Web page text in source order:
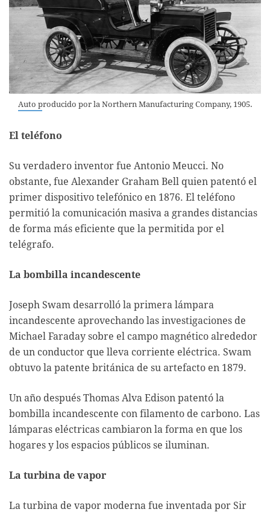
Auto producido por la Northern Manufacturing Company, 1905.
El teléfono
Su verdadero inventor fue Antonio Meucci. No
obstante, fue Alexander Graham Bell quien patentó el
primer dispositivo telefónico en 1876. El teléfono
permitió la comunicación masiva a grandes distancias
de forma más eficiente que la permitida por el
telégrafo.
La bombilla incandescente
Joseph Swam desarrolló la primera lámpara
incandescente aprovechando las investigaciones de
Michael Faraday sobre el campo magnético alrededor
de un conductor que lleva corriente eléctrica. Swam
obtuvo la patente británica de su artefacto en 1879.
Un año después Thomas Alva Edison patentó la
bombilla incandescente con filamento de carbono. Las
lámparas eléctricas cambiaron la forma en que los
hogares y los espacios públicos se iluminan.
La turbina de vapor
La turbina de vapor moderna fue inventada por Sir